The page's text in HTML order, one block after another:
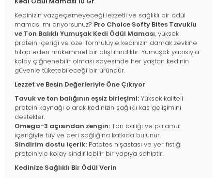
Kedinizin vazgeçemeyeceği lezzetli ve sağlıklı bir ödül
maması mı arıyorsunuz? Pro Choice Softy Bites Tavuklu
ve Ton Balıklı Yumuşak Kedi Ödül Maması, yüksek
protein içeriği ve özel formülüyle kedinizin damak zevkine
hitap eden mükemmel bir atıştırmalıktır. Yumuşak yapısıyla
kolay çiğnenebilir olması sayesinde her yaştan kedinin
güvenle tüketebileceği bir üründür.
Lezzet ve Besin Değerleriyle Öne Çıkıyor
Tavuk ve ton balığının eşsiz birleşimi: Yüksek kaliteli
protein kaynağı olarak kedinizin sağlıklı kas gelişimini
destekler.
Omega-3 açısından zengin: Ton balığı ve palamut
içeriğiyle tüy ve deri sağlığına katkıda bulunur.
Sindirim dostu içerik: Patates nişastası ve yer fıstığı
proteiniyle kolay sindirilebilir bir yapıya sahiptir.
Kedinize Sağlıklı Bir Ödül Verin